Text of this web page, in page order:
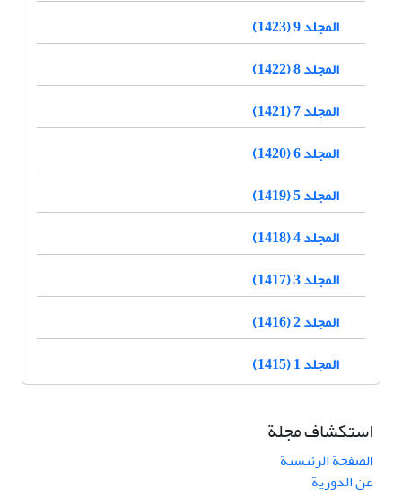
المجلد 9 (1423)
المجلد 8 (1422)
المجلد 7 (1421)
المجلد 6 (1420)
المجلد 5 (1419)
المجلد 4 (1418)
المجلد 3 (1417)
المجلد 2 (1416)
المجلد 1 (1415)
استكشاف مجلة
الصفحة الرئيسية
عن الدورية